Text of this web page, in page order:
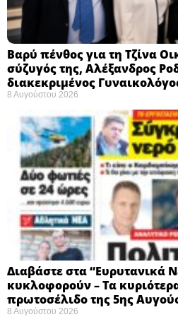
Βαρύ πένθος για τη Τζίνα
σύζυγός της, Αλέξανδρος
διακεκριμένος
8 Αυγούστου 2026
Διαβάστε στα “Ευρυτανικά
κυκλοφορούν – Τα
πρωτοσέλιδο της 5ης
8 Αυγούστου 2026